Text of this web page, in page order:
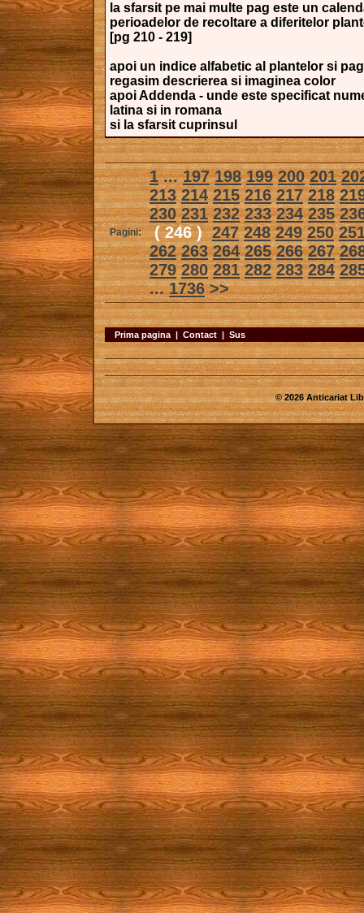
la sfarsit pe mai multe pag este un
perioadelor de recoltare a diferitelor
[pg 210 - 219]
apoi un indice alfabetic al plantelor si
regasim descrierea si imaginea color
apoi Addenda - unde este specificat
latina si in romana
si la sfarsit cuprinsul
Pagini:
1...197 198 199 200 201
213 214 215 216 217 218
230 231 232 233 234 235
( 246 ) 247 248 249 250
262 263 264 265 266 267
279 280 281 282 283 284
...1736>>
Prima pagina | Contact | Sus
© 2026 Anticariat